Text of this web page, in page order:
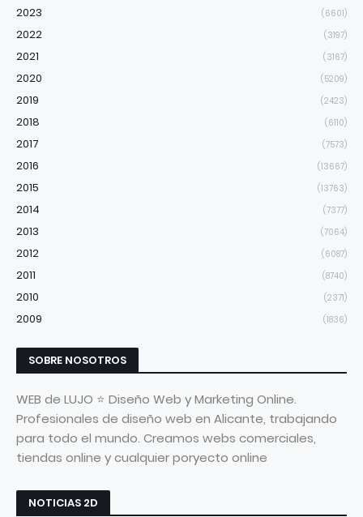
2023 (6601)
2022 (3197)
2021 (3167)
2020 (5209)
2019 (2423)
2018 (6110)
2017 (7573)
2016 (13667)
2015 (13763)
2014 (7377)
2013 (7064)
2012 (6087)
2011 (8740)
2010 (2371)
2009 (1836)
SOBRE NOSOTROS
WEB de LUJO ⭐ Diseño Web y Marketing Online.
Profesionales de diseño web en Alicante, trabajando
para todo el mundo. Creamos webs comerciales,
tiendas online y cualquier poryecto online
NOTICIAS 2D